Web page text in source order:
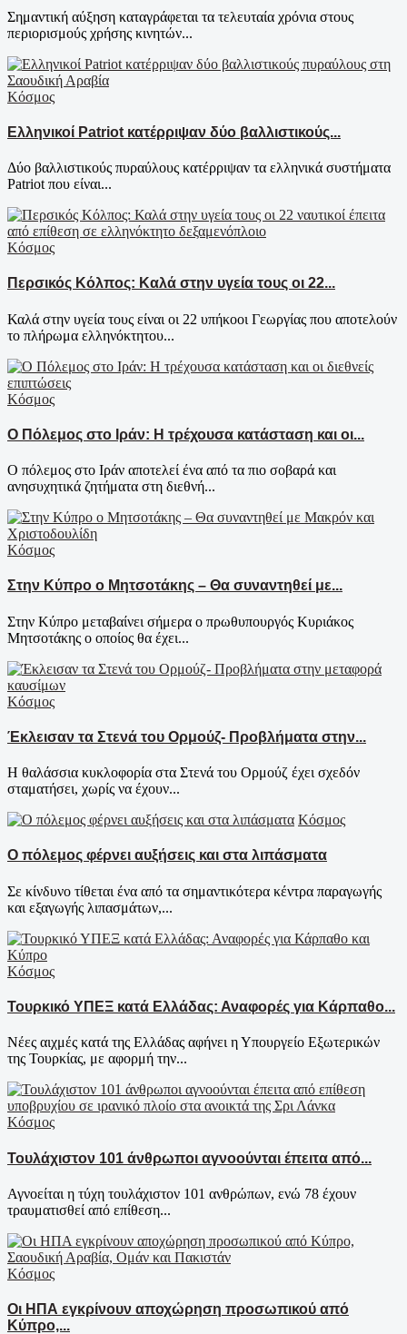
Σημαντική αύξηση καταγράφεται τα τελευταία χρόνια στους
περιορισμούς χρήσης κινητών...
Κόσμος
Ελληνικοί Patriot κατέρριψαν δύο βαλλιστικούς...
Δύο βαλλιστικούς πυραύλους κατέρριψαν τα ελληνικά συστήματα
Patriot που είναι...
Κόσμος
Περσικός Κόλπος: Καλά στην υγεία τους οι 22...
Καλά στην υγεία τους είναι οι 22 υπήκοοι Γεωργίας που αποτελούν
το πλήρωμα ελληνόκτητου...
Κόσμος
Ο Πόλεμος στο Ιράν: Η τρέχουσα κατάσταση και οι...
Ο πόλεμος στο Ιράν αποτελεί ένα από τα πιο σοβαρά και
ανησυχητικά ζητήματα στη διεθνή...
Κόσμος
Στην Κύπρο ο Μητσοτάκης – Θα συναντηθεί με...
Στην Κύπρο μεταβαίνει σήμερα ο πρωθυπουργός Κυριάκος
Μητσοτάκης ο οποίος θα έχει...
Κόσμος
Έκλεισαν τα Στενά του Ορμούζ- Προβλήματα στην...
Η θαλάσσια κυκλοφορία στα Στενά του Ορμούζ έχει σχεδόν
σταματήσει, χωρίς να έχουν...
Κόσμος
Ο πόλεμος φέρνει αυξήσεις και στα λιπάσματα
Σε κίνδυνο τίθεται ένα από τα σημαντικότερα κέντρα παραγωγής
και εξαγωγής λιπασμάτων,...
Κόσμος
Τουρκικό ΥΠΕΞ κατά Ελλάδας: Αναφορές για Κάρπαθο...
Νέες αιχμές κατά της Ελλάδας αφήνει η Υπουργείο Εξωτερικών
της Τουρκίας, με αφορμή την...
Κόσμος
Τουλάχιστον 101 άνθρωποι αγνοούνται έπειτα από...
Αγνοείται η τύχη τουλάχιστον 101 ανθρώπων, ενώ 78 έχουν
τραυματισθεί από επίθεση...
Κόσμος
Οι ΗΠΑ εγκρίνουν αποχώρηση προσωπικού από
Κύπρο,...